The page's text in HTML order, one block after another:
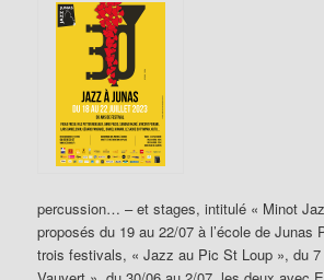
percussion… – et stages, intitulé « Minot
proposés du 19 au 22/07 à l’école de Junas
trois festivals, « Jazz au Pic St Loup », du